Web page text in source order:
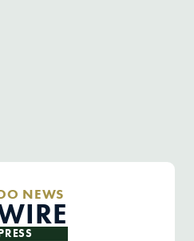
NEWS